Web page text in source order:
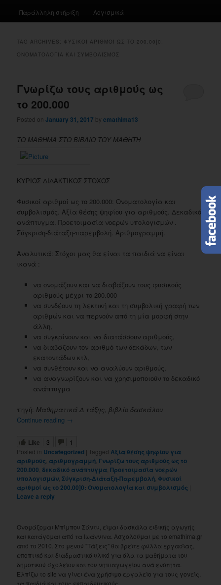
Παράλληλη στήριξη Λογισμικά
TAG ARCHIVES: ΦΥΣΙΚΟΊ ΑΡΙΘΜΟΊ ΩΣ ΤΟ 200.00]0:
ΟΝΟΜΑΤΟΛΟΓΊΑ ΚΑΙ ΣΥΜΒΟΛΙΣΜΌΣ
Γνωρίζω τους αριθμούς ως
το 200.000
Posted onJanuary 31, 2017 byemathima13
ΤΟ ΜΑΘΗΜΑ ΣΤΟ ΒΙΒΛΙΟ ΤΟΥ ΜΑΘΗΤΗ
ΚΥΡΙΟΣ ΔΙΔΑΚΤΙΚΟΣ ΣΤΟΧΟΣ
Φυσικοί αριθμοί ως το 200.000: Ονοματολογία και
συμβολισμός. Αξία θέσης ψηφίου για αριθμούς. Δεκαδικό
ανάπτυγμα. Προετοιμασία νοερών υπολογισμών .
Σύγκριση-διάταξη-παρεμβολή. Αριθμογραμμή.
Αναλυτικά: Στόχοι μας θα είναι τα παιδιά να είναι
ικανά :
να ονομάζουν και να διαβάζουν τους φυσικούς
αριθμούς μέχρι το 200.000
να συνδέουν τη λεκτική και τη συμβολική γραφή των
αριθμών και να περνούν από τη μία μορφή στην
άλλη,
να συγκρίνουν και να διατάσσουν αριθμούς,
να διαβάζουν τον αριθμό των δεκάδων, των
εκατοντάδων κτλ,
να συνθέτουν και να αναλύουν αριθμούς,
να αναγνωρίζουν και να χρησιμοποιούν το δεκαδικό
ανάπτυγμα
πηγή:Μαθηματικά Δ τάξης, βιβλίο δασκάλου
Continue reading →
Like 3
1
Posted in Uncategorized | Tagged Αξία θέσης ψηφίου για
αριθμούς αριθμογραμμή Γνωρίζω τους αριθμούς ως το
200.000 ,δεκαδικό ανάπτυγμα ,Προετοιμασία νοερών
υπολογισμών ,Σύγκριση-Διάταξη-Παρεμβολή Φυσικοί
αριθμοί ως το 200.00]0: Ονοματολογία και συμβολισμός |
Leave a reply
Ονομάζομαι Μπίμπου Σάντυ, είμαι δασκάλα ειδικής αγωγής
και κατάγομαι από τα Ιωάννινα. Ασχολούμαι με το emathima.gr
από το 2010. Στο μενού "Τάξεις" θα βρείτε φύλλα εργασίας,
εποπτικό και διαδραστικό υλικό για όλα τα μαθήματα του
δημοτικού σχολείου και του νηπιαγωγείου ανά ενότητα.
Ελπίζω το site να γίνει ένα χρήσιμο εργαλείο για τους γονείς,
τα παιδιά και τους εκπαιδευτικούς.